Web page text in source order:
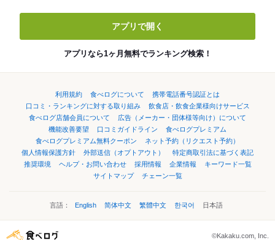
アプリで開く
アプリなら1ヶ月無料でランキング検索！
利用規約 食べログについて
携帯電話番号認証とは
口コミ・ランキングに対する取り組み
飲食店・飲食企業様向けサービス
食べログ店舗会員について
広告（メーカー・団体様等向け）について
機能改善要望
口コミガイドライン
食べログプレミアム
食べログプレミアム無料クーポン
ネット予約（リクエスト予約）
個人情報保護方針
外部送信（オプトアウト）
特定商取引法に基づく表記
推奨環境
ヘルプ・お問い合わせ 採用情報 企業情報
キーワード一覧
サイトマップ
チェーン一覧
言語： English 简体中文 繁體中文 한국어 日本語
©Kakaku.com, Inc.